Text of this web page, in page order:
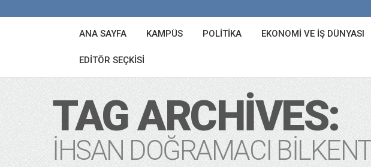
ANA SAYFA KAMPÜS POLITIKA EKONOMI VE İŞ DÜNYASI
EDITÖR SEÇKISI
TAG ARCHIVES:
IHSAN DOĞRAMACI